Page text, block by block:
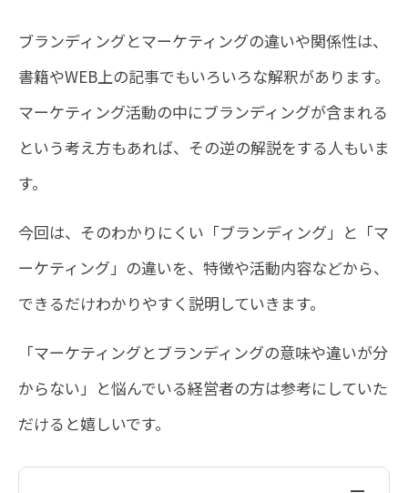
ブランディングとマーケティングの違いや関係性は、
書籍やWEB上の記事でもいろいろな解釈があります。
マーケティング活動の中にブランディングが含まれる
という考え方もあれば、その逆の解説をする人もいま
す。
今回は、そのわかりにくい「ブランディング」と「マ
ーケティング」の違いを、特徴や活動内容などから、
できるだけわかりやすく説明していきます。
「マーケティングとブランディングの意味や違いが分
からない」と悩んでいる経営者の方は参考にしていた
だけると嬉しいです。